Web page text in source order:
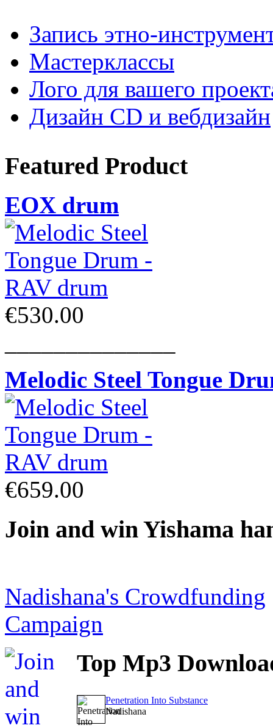
Запись этно-
Мастерклассы
Лого для вашего
Дизайн CD и вебдизайн
Featured Product
EOX drum
€530.00
Melodic Steel Tongue
€659.00
Join and win Yishama
Nadishana's Crowdfunding
Campaign
Top Mp3
Penetration Into Substance
Nadishana